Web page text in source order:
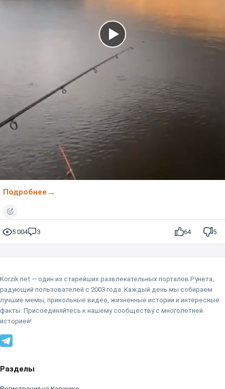
Подробнее
5 004 3 64 5
Korzik.net — один из старейших развлекательных порталов Рунета,
радующий пользователей с 2003 года. Каждый день мы собираем
лучшие мемы, прикольные видео, жизненные истории и интересные
факты. Присоединяйтесь к нашему сообществу с многолетней
историей!
Разделы